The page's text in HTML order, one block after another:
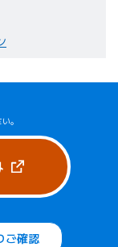
。
（新しいタブ
ご確認